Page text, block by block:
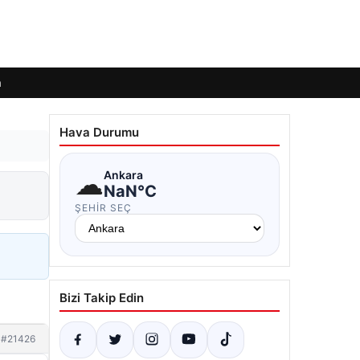
#21426
Hava Durumu
☁Ankara
NaN°C
ŞEHIR SEÇ
Bizi Takip Edin